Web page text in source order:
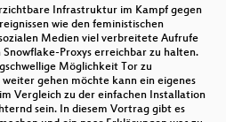
und
Infrastruktur im Kampf gegen
wie den feministischen
Medien viel verbreitete Aufrufe
Proxys erreichbar zu halten.
Möglichkeit Tor zu
gehen möchte kann ein eigenes
Vergleich zu der einfachen Installation
sein. In diesem Vortrag gibt es